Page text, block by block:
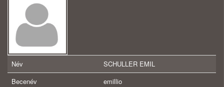
Név
SCHULLER EMIL
Becenév
emillio